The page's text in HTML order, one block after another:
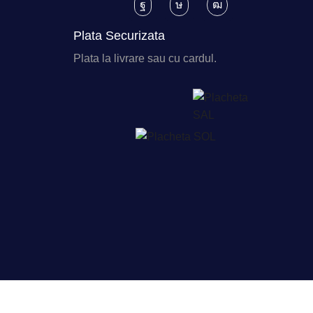
Plata Securizata
Plata la livrare sau cu cardul.